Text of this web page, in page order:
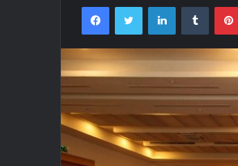
email
FacebookTwitter LinkedInTumblr